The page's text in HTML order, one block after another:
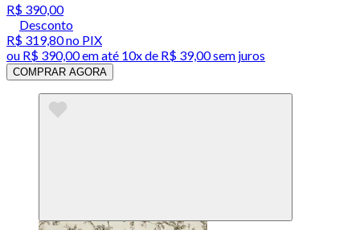
R$ 390,00
Desconto
R$ 319,80no PIX
ou R$ 390,00em até 10x de R$ 39,00 sem juros
COMPRAR AGORA